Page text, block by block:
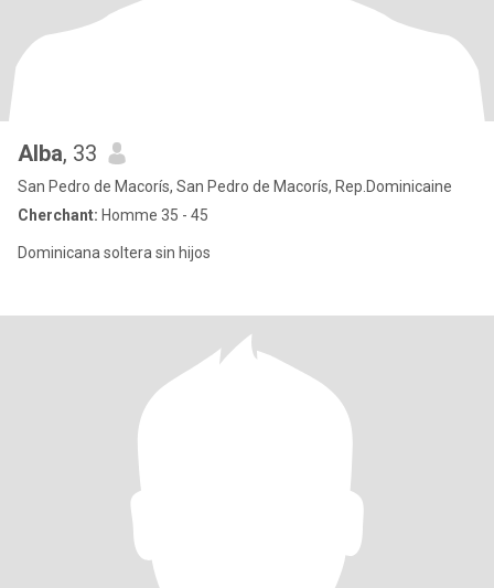
Alba, 33
San Pedro de Macorís, San Pedro de Macorís, Rep.Dominicaine
Cherchant: Homme 35 - 45
Dominicana soltera sin hijos